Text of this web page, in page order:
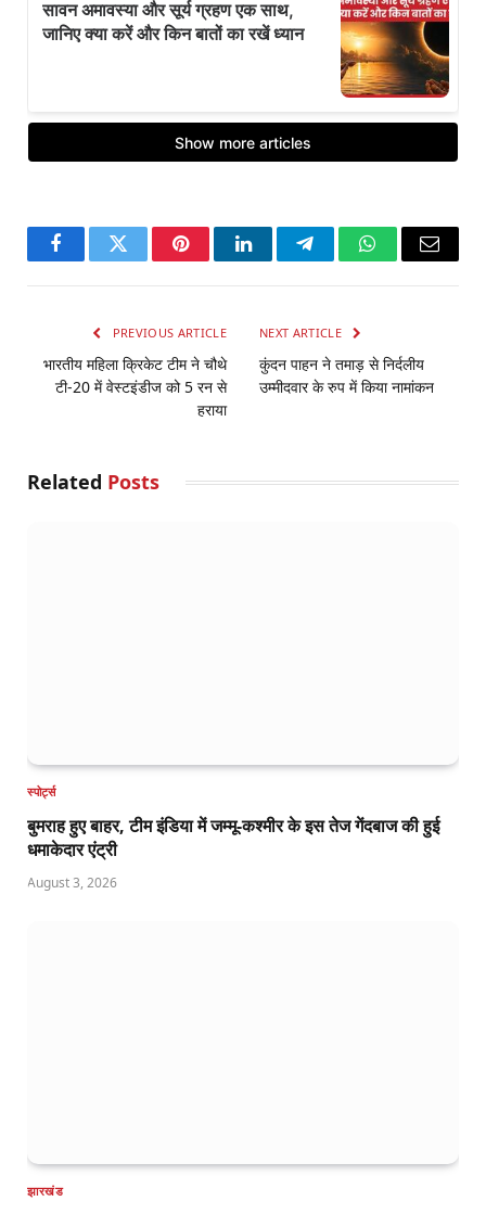
FacebookTwitter PinterestLinkedInTelegramWhatsApp
Email
PREVIOUS ARTICLE
भारतीय महिला क्रिकेट टीम ने चौथे
टी-20 में वेस्टइंडीज को 5 रन से
हराया
NEXT ARTICLE
कुंदन पाहन ने तमाड़ से निर्दलीय
उम्मीदवार के रुप में किया नामांकन
Related Posts
स्पोर्ट्स
बुमराह हुए बाहर, टीम इंडिया में जम्मू-कश्मीर के इस तेज गेंदबाज की हुई
धमाकेदार एंट्री
August 3, 2026
झारखंड